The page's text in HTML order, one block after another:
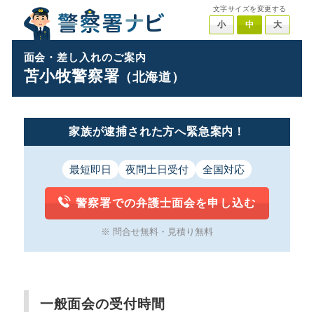
文字サイズを変更する
小 中 大
面会・差し入れのご案内
苫小牧警察署（北海道）
家族が逮捕された方へ緊急案内！
最短即日 夜間土日受付 全国対応
警察署での弁護士面会を申し込む
※ 問合せ無料・見積り無料
一般面会の受付時間